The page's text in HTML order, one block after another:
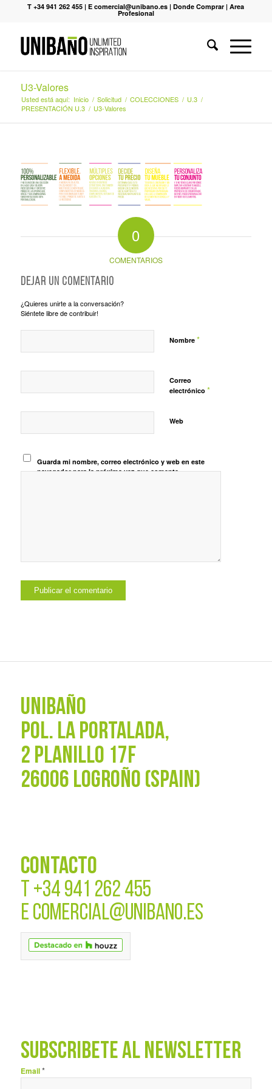
T +34 941 262 455 |E comercial@unibano.es |Donde Comprar |Area
Profesional
U3-Valores
Usted está aquí: Inicio / Solicitud / COLECCIONES / U.3 /
PRESENTACIÓN U.3 / U3-Valores
0
COMENTARIOS
Dejar un comentario
¿Quieres unirte a la conversación?
Siéntete libre de contribuir!
Nombre *
Correo
electrónico *
Web
Guarda mi nombre, correo electrónico y web en este
navegador para la próxima vez que comente.
UNIBAÑO
POL. La Portalada,
2 PLANILLO 17F
26006 LOGROÑO (SPAIN)
CONTACTO
T +34 941 262 455
E COMERCIAL@UNIBANO.ES
SUBSCRÍBETE AL NEWSLETTER
Email*